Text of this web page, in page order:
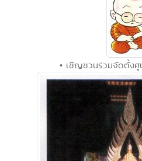
• เชิญชวนร่วมจัดตั้งศู